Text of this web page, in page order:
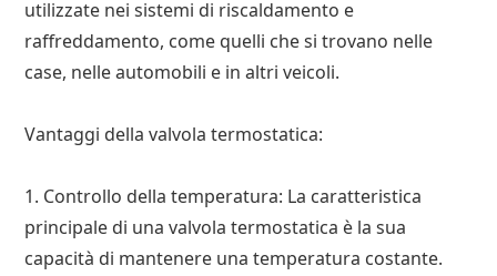
utilizzate nei sistemi di riscaldamento e
raffreddamento, come quelli che si trovano nelle
case, nelle automobili e in altri veicoli.
Vantaggi della valvola termostatica:
1. Controllo della temperatura: La caratteristica
principale di una valvola termostatica è la sua
capacità di mantenere una temperatura costante.